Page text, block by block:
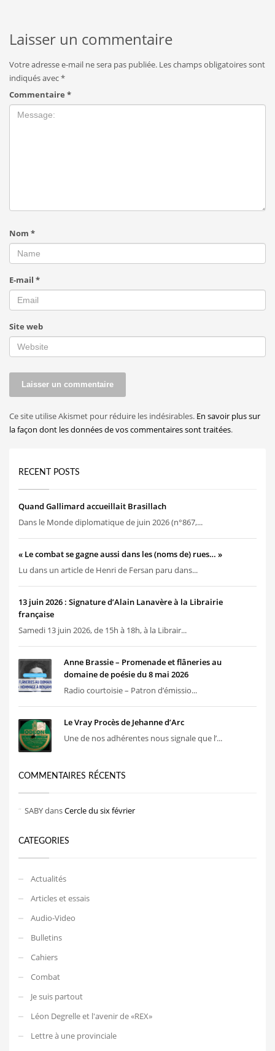
Laisser un commentaire
Votre adresse e-mail ne sera pas publiée. Les champs obligatoires sont
indiqués avec*
Commentaire *
Nom *
E-mail *
Site web
Ce site utilise Akismet pour réduire les indésirables. En savoir plus sur
la façon dont les données de vos commentaires sont traitées.
RECENT POSTS
Quand Gallimard accueillait Brasillach
Dans le Monde diplomatique de juin 2026 (n°867,...
« Le combat se gagne aussi dans les (noms de) rues… »
Lu dans un article de Henri de Fersan paru dans...
13 juin 2026 : Signature d’Alain Lanavère à la Librairie
française
Samedi 13 juin 2026, de 15h à 18h, à la Librair...
Anne Brassie – Promenade et flâneries au
domaine de poésie du 8 mai 2026
Radio courtoisie – Patron d’émissio...
Le Vray Procès de Jehanne d’Arc
Une de nos adhérentes nous signale que l’...
COMMENTAIRES RÉCENTS
SABYdansCercle du six février
CATEGORIES
Actualités
Articles et essais
Audio-Video
Bulletins
Cahiers
Combat
Je suis partout
Léon Degrelle et l'avenir de «REX»
Lettre à une provinciale